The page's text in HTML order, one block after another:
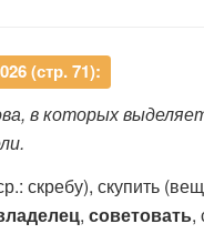
(стр. 71):
в которых
скребу), скупить
, советовать,